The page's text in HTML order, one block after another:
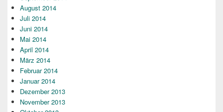
August 2014
Juli 2014
Juni 2014
Mai 2014
April 2014
März 2014
Februar 2014
Januar 2014
Dezember 2013
November 2013